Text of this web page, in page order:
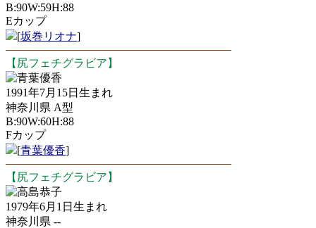
B:90W:59H:88
Eカップ
[坂巻リオナ]
【尻フェチグラビア】
青葉優香
1991年7月15日生まれ
神奈川県 A型
B:90W:60H:88
Fカップ
[青葉優香]
【尻フェチグラビア】
高島恭子
1979年6月1日生まれ
神奈川県 --